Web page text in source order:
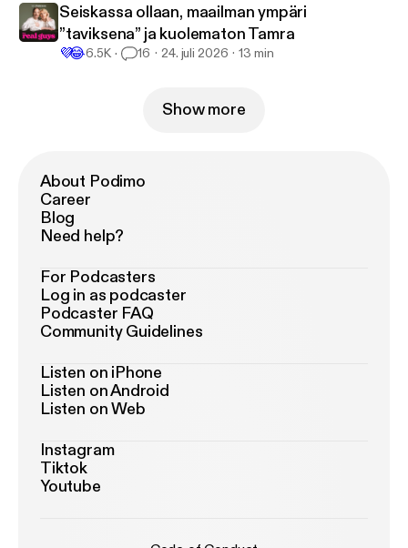
Seiskassa ollaan, maailman ympäri
”taviksena” ja kuolematon Tamra
💜😂6.5K 16 24. juli 2026 13 min
Show more
About Podimo
Career
Blog
Need help?
For Podcasters
Log in as podcaster
Podcaster FAQ
Community Guidelines
Listen on iPhone
Listen on Android
Listen on Web
Instagram
Tiktok
Youtube